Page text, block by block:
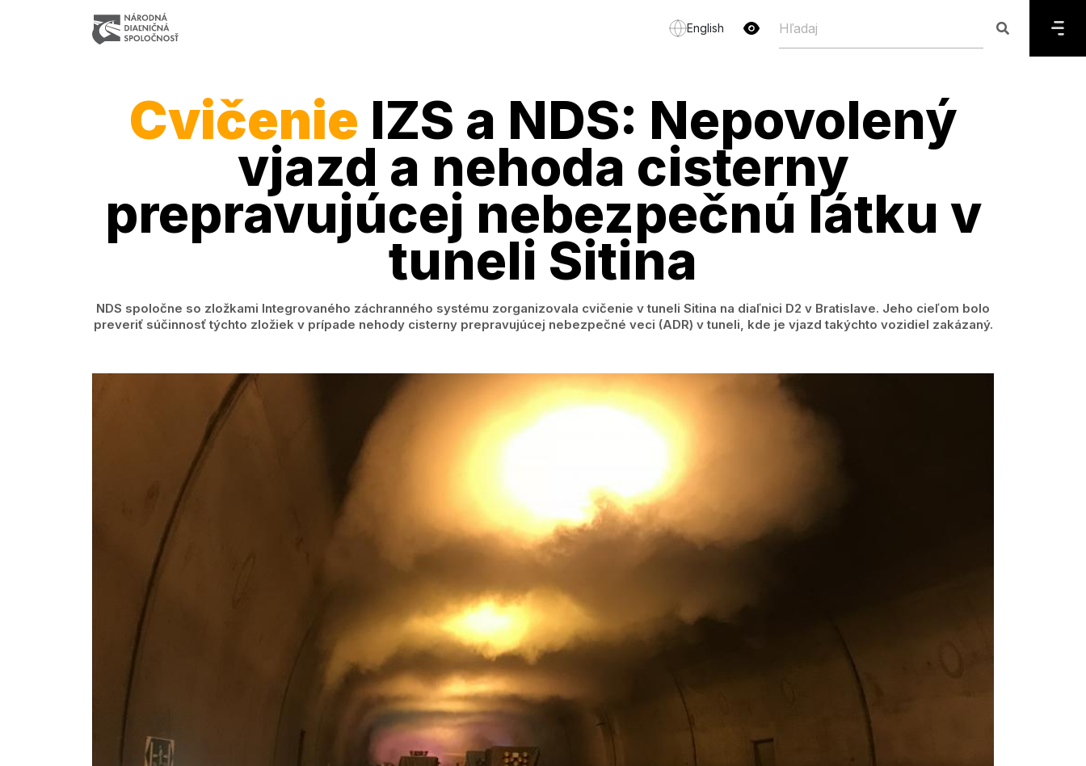
English
Cvičenie IZS a NDS: Nepovolený
vjazd a nehoda cisterny
prepravujúcej nebezpečnú látku v
tuneli Sitina
NDS spoločne so zložkami Integrovaného záchranného systému zorganizovala cvičenie v tuneli Sitina na diaľnici D2 v Bratislave. Jeho cieľom bolo
preveriť súčinnosť týchto zložiek v prípade nehody cisterny prepravujúcej nebezpečné veci (ADR) v tuneli, kde je vjazd takýchto vozidiel zakázaný.